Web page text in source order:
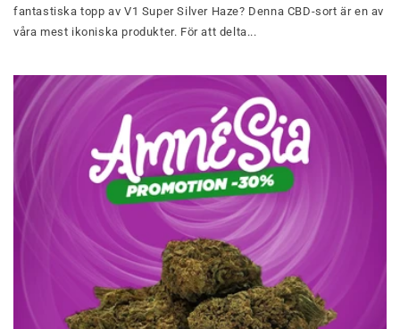
fantastiska topp av V1 Super Silver Haze? Denna CBD-sort är en av
våra mest ikoniska produkter. För att delta...